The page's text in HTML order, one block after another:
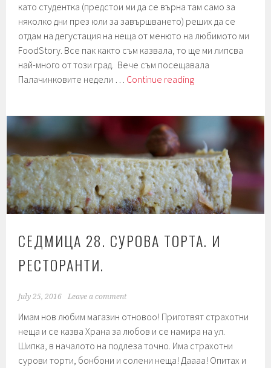
като студентка (предстои ми да се върна там само за
няколко дни през юли за завършването) реших да се
отдам на дегустация на неща от менюто на любимото ми
FoodStory. Все пак както съм казвала, то ще ми липсва
най-много от този град. Вече съм посещавала
Палачинковите недели … Continue readingСедмица
СЕДМИЦА 28. СУРОВА ТОРТА. И
РЕСТОРАНТИ.
July 25, 2016 Leave a comment
Имам нов любим магазин отновоо! Приготвят страхотни
неща и се казва Храна за любов и се намира на ул.
Шипка, в началото на подлеза точно. Има страхотни
сурови торти, бонбони и солени неща! Даааа! Опитах и